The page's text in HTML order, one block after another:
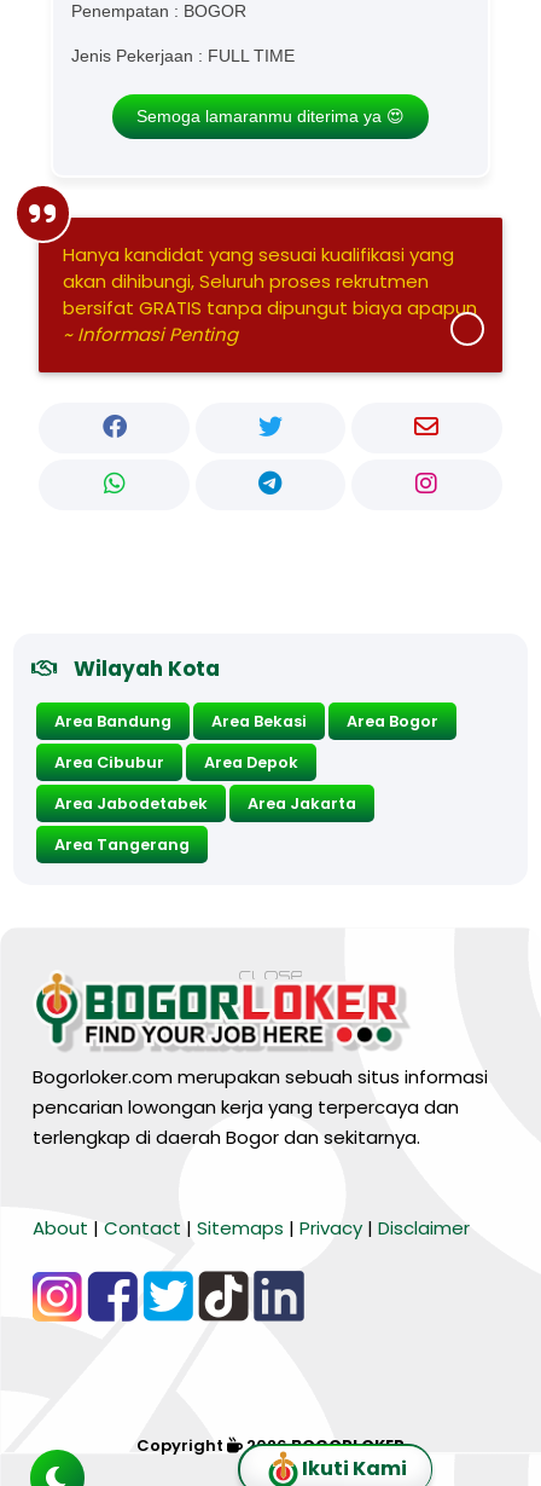
Penempatan : BOGOR
Jenis Pekerjaan : FULL TIME
Semoga lamaranmu diterima ya 😍
Hanya kandidat yang sesuai kualifikasi yang
akan dihibungi, Seluruh proses rekrutmen
bersifat GRATIS tanpa dipungut biaya apapun
~ Informasi Penting
Wilayah Kota
Area Bandung Area Bekasi
Area Bogor
Area Cibubur
Area Depok
Area Jabodetabek
Area Jakarta
Area Tangerang
Bogorloker.com merupakan sebuah situs informasi
pencarian lowongan kerja yang terpercaya dan
terlengkap di daerah Bogor dan sekitarnya.
About | Contact | Sitemaps | Privacy | Disclaimer
Copyright 2026BOGORLOKER
Ikuti Kami